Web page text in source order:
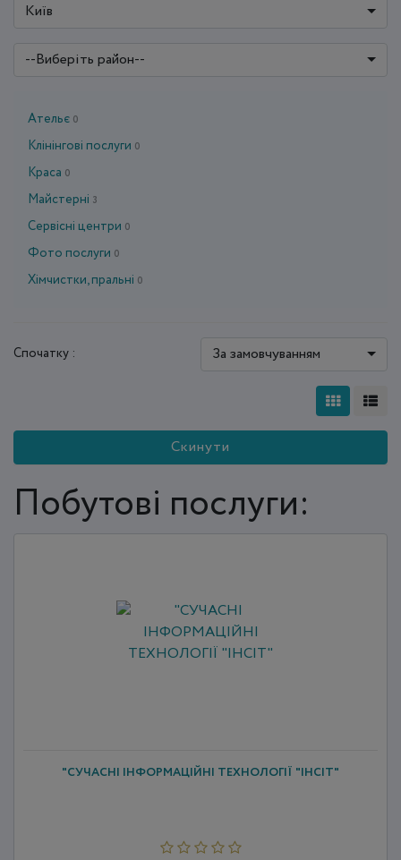
Київ
--Виберіть район--
Ательє 0
Клінінгові послуги 0
Краса 0
Майстерні 3
Сервісні центри 0
Фото послуги 0
Хімчистки, пральні 0
Спочатку : За замовчуванням
Скинути
Побутові послуги:
"СУЧАСНІ ІНФОРМАЦІЙНІ ТЕХНОЛОГІЇ "ІНСІТ"